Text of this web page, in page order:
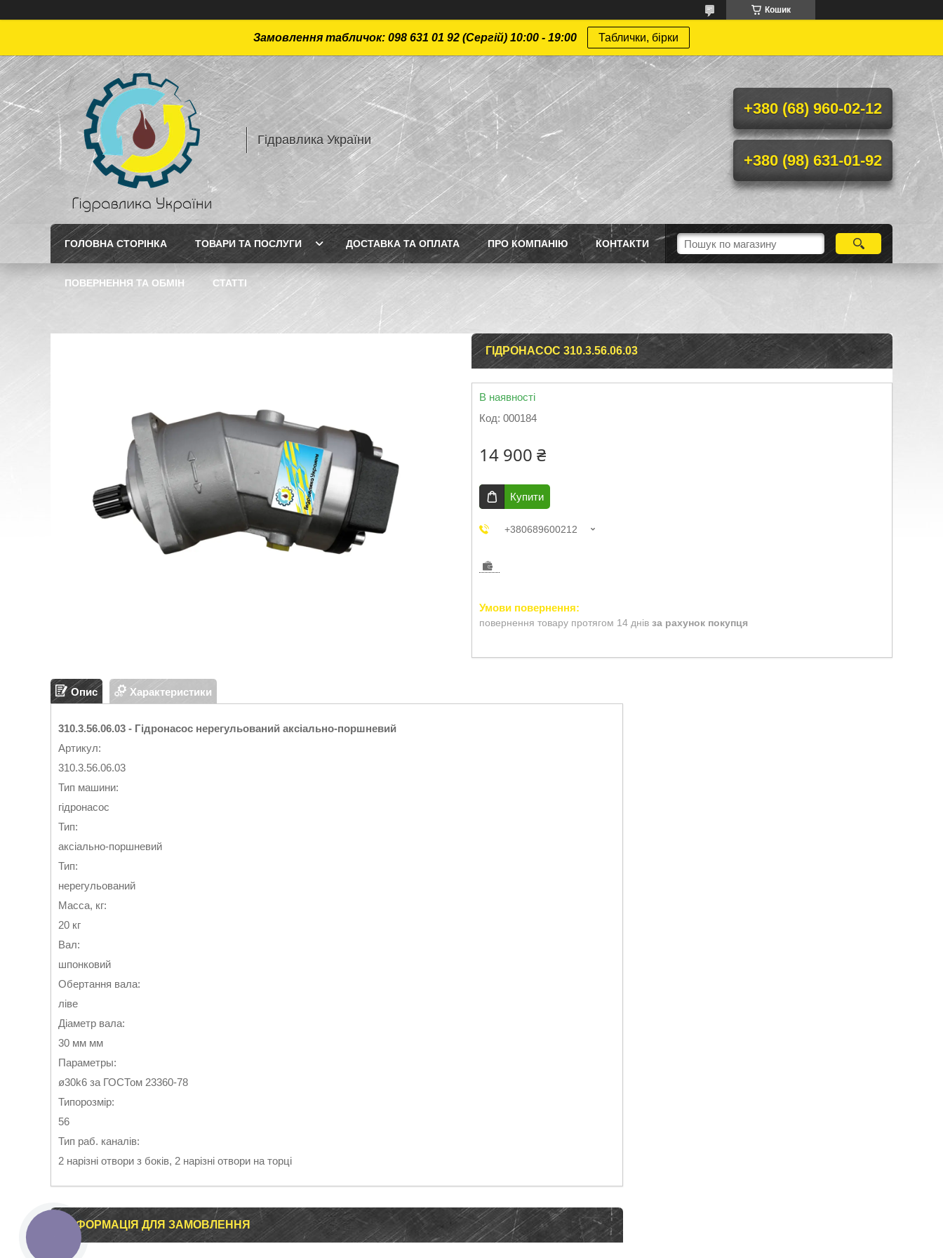
Кошик
Замовлення табличок: 098 631 01 92 (Сергій) 10:00 - 19:00 Таблички, бірки
Гідравлика України
+380 (68) 960-02-12
+380 (98) 631-01-92
ГОЛОВНА СТОРІНКА ТОВАРИ ТА ПОСЛУГИ ДОСТАВКА ТА ОПЛАТА ПРО КОМПАНІЮ КОНТАКТИ
ПОВЕРНЕННЯ ТА ОБМІН СТАТТI
ГІДРОНАСОС 310.3.56.06.03
В наявності
Код: 000184
14 900 ₴
Купити
+380689600212
повернення товару протягом 14 днів за рахунок покупця
Опис Характеристики
310.3.56.06.03 - Гідронасос нерегульований аксіально-поршневий
Артикул:
310.3.56.06.03
Тип машини:
гідронасос
Тип:
аксіально-поршневий
Тип:
нерегульований
Масса, кг:
20 кг
Вал:
шпонковий
Обертання вала:
ліве
Діаметр вала:
30 мм мм
Параметры:
ø30k6 за ГОСТом 23360-78
Типорозмір:
56
Тип раб. каналів:
2 нарізні отвори з боків, 2 нарізні отвори на торці
ІНФОРМАЦІЯ ДЛЯ ЗАМОВЛЕННЯ